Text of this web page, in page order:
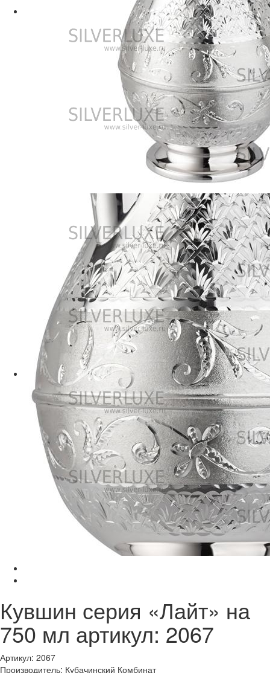
Кувшин серия «Лайт» на
750 мл артикул: 2067
Артикул: 2067
Производитель: Кубачинский Комбинат